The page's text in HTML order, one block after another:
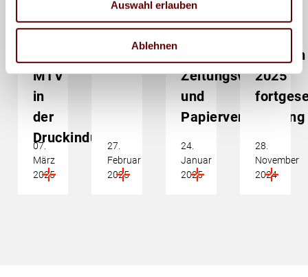
Auswahl erlauben
Ablehnen
Gespräche
MTV
in
der
Druckindustrie
07.
März
2025
der
Druckindustrie
27.
Februar
2025
der
Druckindustrie,
Tarifverhandlungen
Zeitungsverlage
und
Papierverarbeitung
24.
Januar
2025
im
2025
28.
November
2024